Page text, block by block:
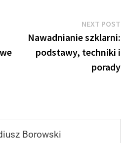
NEXT POST
Nawadnianie szklarni:
podstawy, techniki i
porady
Borowski